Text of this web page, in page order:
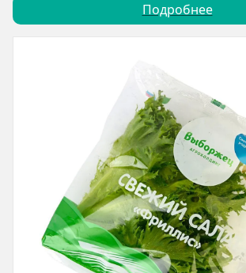
Подробнее